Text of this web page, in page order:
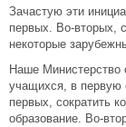
Зачастую эти
первых. Во-вторых,
некоторые
Наше Министерство
учащихся, в первую
первых, сократить
образование. Во-